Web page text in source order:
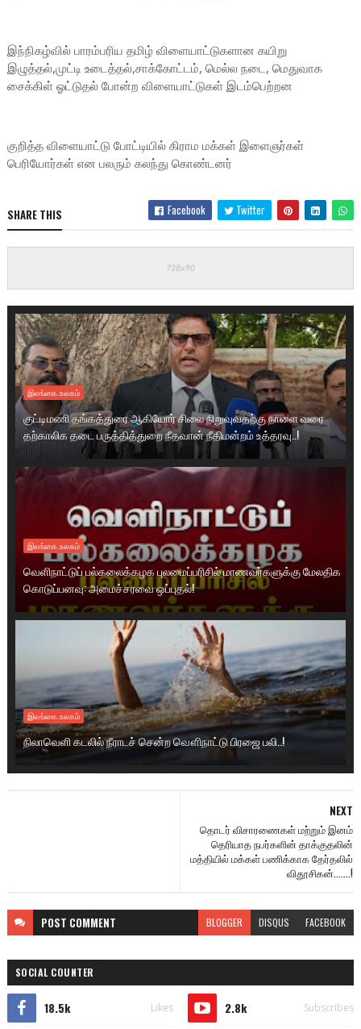
இந்நிகழ்வில் பாரம்பரிய தமிழ் விளையாட்டுகளான கயிறு
இழுத்தல்,முட்டி உடைத்தல்,சாக்கோட்டம், மெல்ல நடை, மெதுவாக
சைக்கிள் ஓட்டுதல் போன்ற விளையாட்டுகள் இடம்பெற்றன
குறித்த விளையாட்டு போட்டியில் கிராம மக்கள் இளைஞர்கள்
பெரியோர்கள் என பலரும் கலந்து கொண்டனர்
SHARE THIS Facebook Twitter
இலங்கை.உலகம்
குட்டிமணி தங்கத்துரை ஆகியோர் சிலை நிறுவுவதற்கு நாளை வரை
தற்காலிக தடை பருத்தித்துறை நீதவான் நீதிமன்றம் உத்தரவு..!
இலங்கை.உலகம்
வெளிநாட்டுப் பல்கலைக்கழக புலமைப்பரிசில் மாணவர்களுக்கு மேலதிக
கொடுப்பனவு: அமைச்சரவை ஒப்புதல்!
இலங்கை.உலகம்
நிலாவெளி கடலில் நீராடச் சென்ற வௌிநாட்டு பிரஜை பலி..!
NEXT
தொடர் விசாரணைகள் மற்றும் இனம்
தெரியாத நபர்களின் தாக்குதலின்
மத்தியில் மக்கள் பணிக்காக தேர்தலில்
விதூசிகன்.......!
POST COMMENT BLOGGER DISQUS FACEBOOK
SOCIAL COUNTER
18.5k Likes 2.8k Subscribes